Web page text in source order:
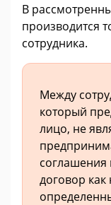
В
производится
сотрудника.
Между
который
лицо, не
договор